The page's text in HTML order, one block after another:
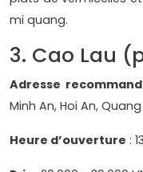
mi quang.
3. Cao Lau
Adresse
Minh An, Hoi An,
Heure d’ouverture :